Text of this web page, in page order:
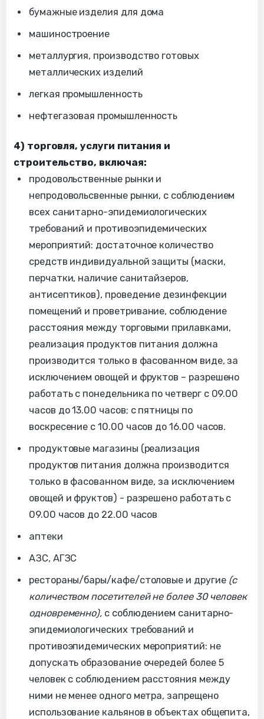
бумажные изделия для дома
машиностроение
металлургия, производство готовых
металлических изделий
легкая промышленность
нефтегазовая промышленность
4) торговля, услуги питания и
строительство, включая:
продовольственные рынки и
непродовольсвенные рынки, с соблюдением
всех санитарно-эпидемиологических
требований и противоэпидемических
мероприятий: достаточное количество
средств индивидуальной защиты (маски,
перчатки, наличие санитайзеров,
антисептиков), проведение дезинфекции
помещений и проветривание, соблюдение
расстояния между торговыми прилавками,
реализация продуктов питания должна
производится только в фасованном виде, за
исключением овощей и фруктов – разрешено
работать с понедельника по четверг с 09.00
часов до 13.00 часов; с пятницы по
воскресение с 10.00 часов до 16.00 часов.
продуктовые магазины (реализация
продуктов питания должна производится
только в фасованном виде, за исключением
овощей и фруктов) - разрешено работать с
09.00 часов до 22.00 часов
аптеки
АЗС, АГЗС
рестораны/бары/кафе/столовые и другие (с
количеством посетителей не более 30 человек
одновременно), с соблюдением санитарно-
эпидемиологических требований и
противоэпидемических мероприятий: не
допускать образование очередей более 5
человек с соблюдением расстояния между
ними не менее одного метра, запрещено
использование кальянов в объектах общепита,